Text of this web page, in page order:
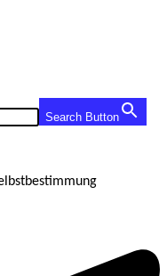
Search Button